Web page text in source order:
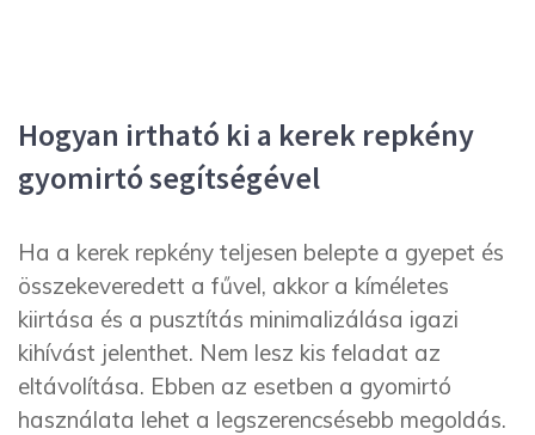
Hogyan irtható ki a kerek repkény
gyomirtó segítségével
Ha a kerek repkény teljesen belepte a gyepet és
összekeveredett a fűvel, akkor a kíméletes
kiirtása és a pusztítás minimalizálása igazi
kihívást jelenthet. Nem lesz kis feladat az
eltávolítása. Ebben az esetben a gyomirtó
használata lehet a legszerencsésebb megoldás.